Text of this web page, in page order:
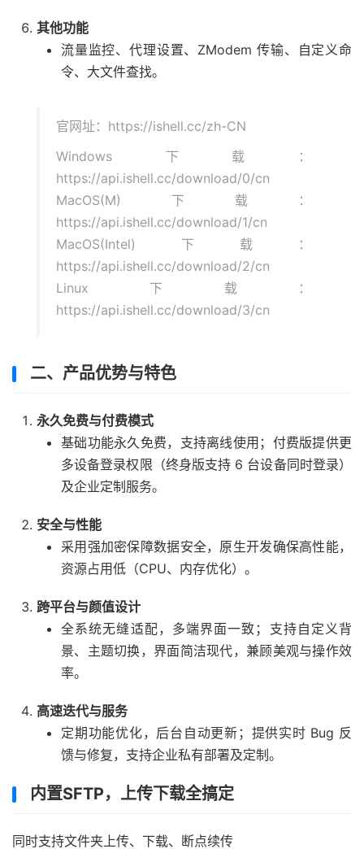
其他功能
流量监控、代理设置、ZModem 传输、自定义命
令、大文件查找。
官网址：https://ishell.cc/zh-CN
Windows下载：
https://api.ishell.cc/download/0/cn
MacOS(M)下载：
https://api.ishell.cc/download/1/cn
MacOS(Intel)下载：
https://api.ishell.cc/download/2/cn
Linux下载：
https://api.ishell.cc/download/3/cn
二、产品优势与特色
永久免费与付费模式
基础功能永久免费，支持离线使用；付费版提供更
多设备登录权限（终身版支持 6 台设备同时登录）
及企业定制服务。
安全与性能
采用强加密保障数据安全，原生开发确保高性能，
资源占用低（CPU、内存优化）。
跨平台与颜值设计
全系统无缝适配，多端界面一致；支持自定义背
景、主题切换，界面简洁现代，兼顾美观与操作效
率。
高速迭代与服务
定期功能优化，后台自动更新；提供实时 Bug 反
馈与修复，支持企业私有部署及定制。
内置SFTP，上传下载全搞定
同时支持文件夹上传、下载、断点续传